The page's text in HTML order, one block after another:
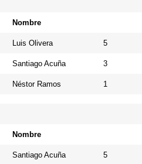
Nombre
Luis Olivera 5
Santiago Acuña 3
Néstor Ramos 1
Nombre
Santiago Acuña 5